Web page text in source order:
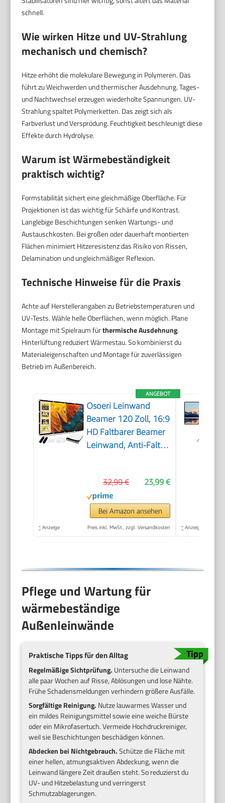
schnell.
Wie wirken Hitze und UV-Strahlung
mechanisch und chemisch?
Hitze erhöht die molekulare Bewegung in Polymeren. Das
führt zu Weichwerden und thermischer Ausdehnung. Tages-
und Nachtwechsel erzeugen wiederholte Spannungen. UV-
Strahlung spaltet Polymerketten. Das zeigt sich als
Farbverlust und Versprödung. Feuchtigkeit beschleunigt diese
Effekte durch Hydrolyse.
Warum ist Wärmebeständigkeit
praktisch wichtig?
Formstabilität sichert eine gleichmäßige Oberfläche. Für
Projektionen ist das wichtig für Schärfe und Kontrast.
Langlebige Beschichtungen senken Wartungs- und
Austauschkosten. Bei großen oder dauerhaft montierten
Flächen minimiert Hitzeresistenz das Risiko von Rissen,
Delamination und ungleichmäßiger Reflexion.
Technische Hinweise für die Praxis
Achte auf Herstellerangaben zu Betriebstemperaturen und
UV-Tests. Wähle helle Oberflächen, wenn möglich. Plane
Montage mit Spielraum fürthermische Ausdehnung.
Hinterlüftung reduziert Wärmestau. So kombinierst du
Materialeigenschaften und Montage für zuverlässigen
Betrieb im Außenbereich.
ANGEBOT
Osoeri Leinwand
Beamer 120 Zoll, 16:9
HD Faltbarer Beamer
Leinwand, Anti-Falten
265x149cm,
Tragbarer Projektor
Leinwände für
Zuhause, Schule,
23,99 €
32,99 €
Bei Amazon ansehen
* Anzeige Preis inkl. MwSt., zzgl. Versandkosten * Anzeige
Pflege und Wartung für
wärmebeständige
Außenleinwände
Praktische Tipps für den Alltag
Regelmäßige Sichtprüfung. Untersuche die Leinwand
alle paar Wochen auf Risse, Ablösungen und lose Nähte.
Frühe Schadensmeldungen verhindern größere Ausfälle.
Sorgfältige Reinigung. Nutze lauwarmes Wasser und
ein mildes Reinigungsmittel sowie eine weiche Bürste
oder ein Mikrofasertuch. Vermeide Hochdruckreiniger,
weil sie Beschichtungen beschädigen können.
Abdecken bei Nichtgebrauch.Schütze die Fläche mit
einer hellen, atmungsaktiven Abdeckung, wenn die
Leinwand längere Zeit draußen steht. So reduzierst du
UV- und Hitzebelastung und verringerst
Schmutzablagerungen.